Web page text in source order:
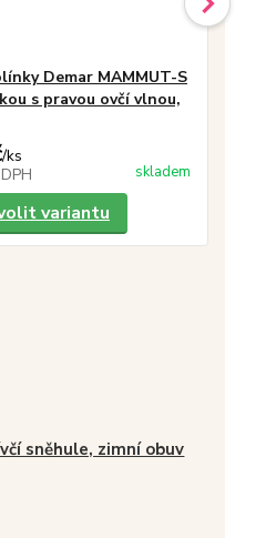
Demar MAMMUT-S
s pravou ovčí vlnou,
/ks
skladem
variantu
sněhule, zimní obuv